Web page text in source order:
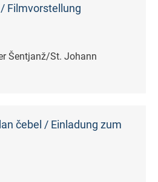
Filmvorstellung
Šentjanž/St. Johann
čebel / Einladung zum